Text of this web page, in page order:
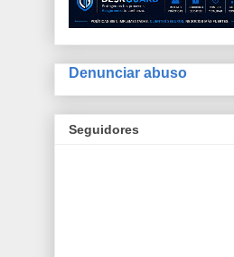
Denunciar abuso
Seguidores